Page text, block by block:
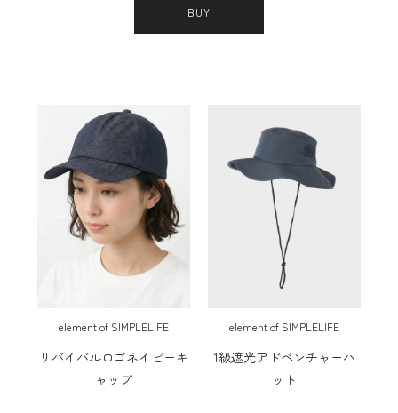
BUY
element of SIMPLELIFE
リバイバルロゴネイビーキ
ャップ
element of SIMPLELIFE
1級遮光アドベンチャーハ
ット